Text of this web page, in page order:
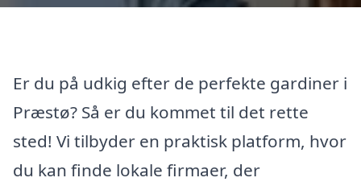
Er du på udkig efter de perfekte gardiner i
Præstø? Så er du kommet til det rette
sted! Vi tilbyder en praktisk platform, hvor
du kan finde lokale firmaer, der